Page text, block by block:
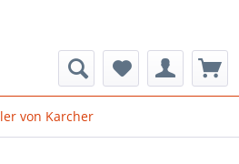
von Karcher